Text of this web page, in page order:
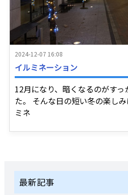
2024-12-07 16:08
イルミネーション
12月になり、暗くなるのがすっ
た。 そんな日の短い冬の楽し
ミネ
最新記事